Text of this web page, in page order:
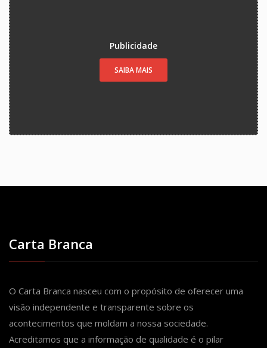
Publicidade
SAIBA MAIS
Carta Branca
O Carta Branca nasceu com o propósito de oferecer uma
visão independente e transparente sobre os
acontecimentos que moldam a nossa sociedade.
Acreditamos que a informação de qualidade é o pilar